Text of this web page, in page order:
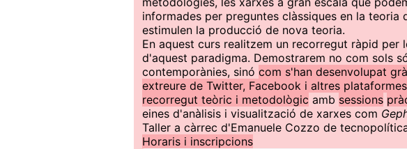
informades per preguntes clàssiques en la teoria
estimulen la producció de nova teoria.
En aquest curs realitzem un recorregut ràpid per
d'aquest paradigma. Demostrarem no com sols
contemporànies, sinó com s'han desenvolupat
extreure de Twitter, Facebook i altres
recorregut teòric i metodològic amb sessions
eines d'anàlisis i visualització de xarxes com
Taller a càrrec d'Emanuele Cozzo de
Horaris i inscripcions